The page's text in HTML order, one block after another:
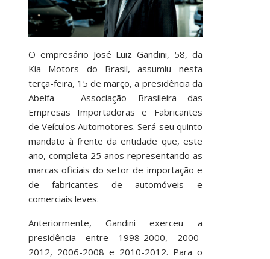
O empresário José Luiz Gandini, 58, da
Kia Motors do Brasil, assumiu nesta
terça-feira, 15 de março, a presidência da
Abeifa – Associação Brasileira das
Empresas Importadoras e Fabricantes
de Veículos Automotores. Será seu quinto
mandato à frente da entidade que, este
ano, completa 25 anos representando as
marcas oficiais do setor de importação e
de fabricantes de automóveis e
comerciais leves.
Anteriormente, Gandini exerceu a
presidência entre 1998-2000, 2000-
2012, 2006-2008 e 2010-2012. Para o